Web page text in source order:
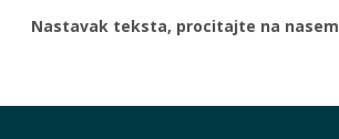
Nastavak teksta, procitajte na nasem